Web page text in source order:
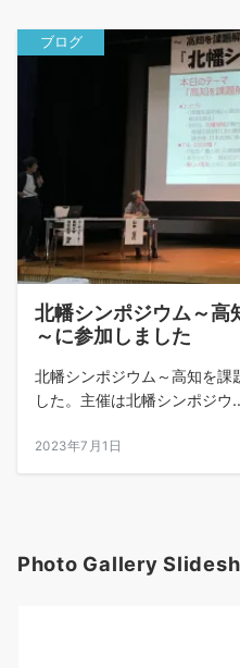
ブログ
北幡シンポジウム～高
～に参加しました
北幡シンポジウム～高知を課
した。主催は北幡シンポジウ
2023年7月1日
Photo Gallery